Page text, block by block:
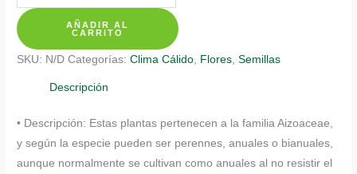
Orgánicas
De
Flor
Del
cantidad
AÑADIR AL
CARRITO
SKU: N/D Categorías:Clima Cálido Flores ,Semillas
Descripción
• Descripción: Estas plantas pertenecen a la familia Aizoaceae,
y según la especie pueden ser perennes, anuales o bianuales,
aunque normalmente se cultivan como anuales al no resistir el